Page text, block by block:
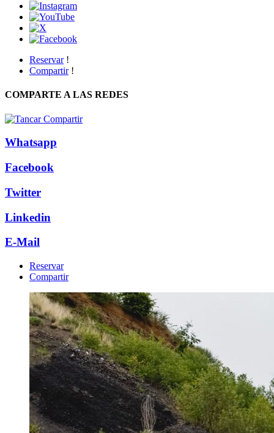
Reservar !
Compartir !
COMPARTE A LAS REDES
Whatsapp
Facebook
Twitter
Linkedin
E-Mail
Reservar
Compartir